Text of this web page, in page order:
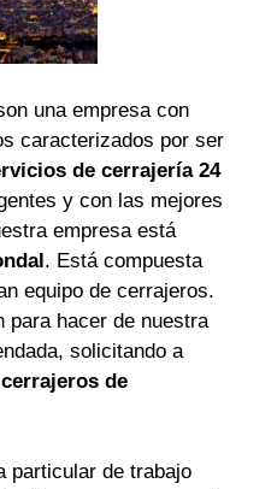
una empresa con
caracterizados por ser
de cerrajería 24
y con las mejores
empresa está
. Está compuesta
equipo de cerrajeros.
para hacer de nuestra
solicitando a
cerrajeros de
particular de trabajo